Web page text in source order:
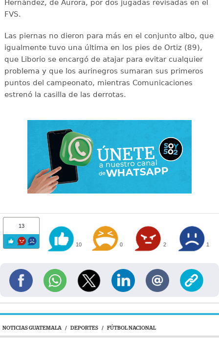
Hernández, de Aurora, por dos jugadas revisadas en el
FVS.
Las piernas no dieron para más en el conjunto albo, que
igualmente tuvo una última en los pies de Ortiz (89),
que Liborio se encargó de atajar para evitar cualquier
problema y que los aurinegros sumaran sus primeros
puntos del campeonato, mientras Comunicaciones
estrenó la casilla de las derrotas.
13
10 0 2 1
NOTICIAS GUATEMALA / DEPORTES / FÚTBOL NACIONAL